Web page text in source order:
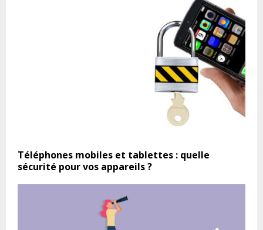
Téléphones mobiles et tablettes : quelle
sécurité pour vos appareils ?